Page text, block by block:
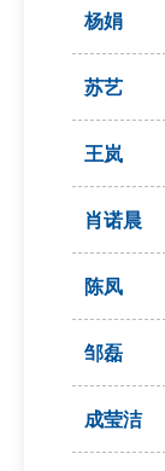
杨娟
苏艺
王岚
肖诺晨
陈凤
邹磊
成莹洁